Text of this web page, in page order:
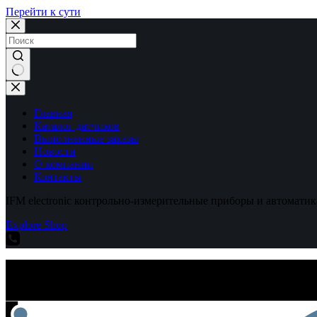
Перейти к сути
Ничего
не
найденоГлавная
Каталог датчиков
Выполненные заказы
Новости
О компании
Контакты
IFM electronic контрольно-измерительные приборы и
Explore Shop